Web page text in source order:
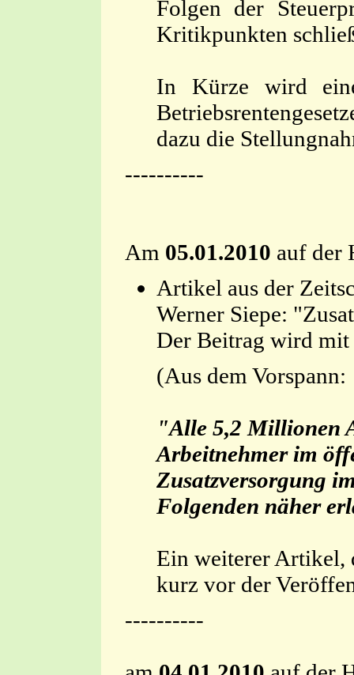
Folgen der
Kritikpunkten
In Kürze wird
dazu die
----------
Am 05.01.2010 auf der
Artikel aus der
Werner Siepe:
Der Beitrag wird mit
(Aus dem Vorspann:
"Alle 5,2 Millionen
Arbeitnehmer im
Zusatzversorgung
Folgenden näher
Ein weiterer Artikel,
kurz vor der
----------